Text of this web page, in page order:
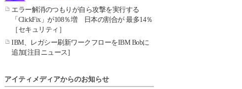
エラー解消のつもりが自ら攻撃を実行する
「ClickFix」が108％増 日本の割合が 最多14％
［セキュリティ］
IBM、レガシー刷新ワークフローをIBM Bobに
追加[注目ニュース]
アイティメディアからのお知らせ